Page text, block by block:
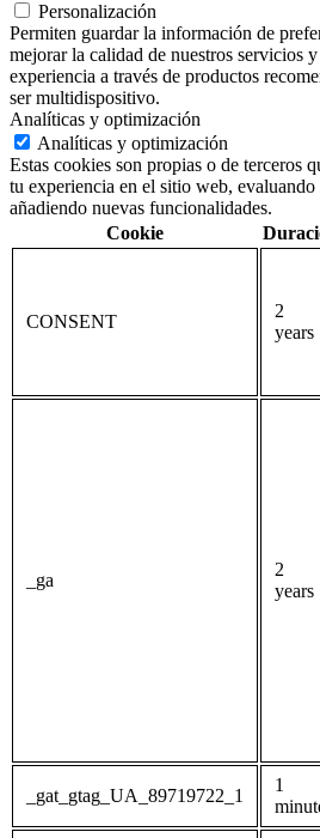
Personalización
Permiten guardar la información de
mejorar la calidad de nuestros servicios
experiencia a través de productos
ser multidispositivo.
Analíticas y optimización
Analíticas y optimización
Estas cookies son propias o de terceros
tu experiencia en el sitio web,
añadiendo nuevas funcionalidades.
Cookie
CONSENT
2
years
_ga
2
years
_gat_gtag_UA_89719722_1
1